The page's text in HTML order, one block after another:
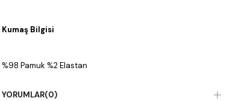
Kumaş Bilgisi
%98 Pamuk %2 Elastan
YORUMLAR(0)